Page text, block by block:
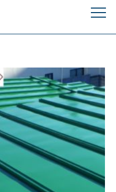
モガミ住研株式